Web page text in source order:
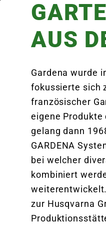
AUS
Gardena wurde
fokussierte sich
französischer
eigene
gelang dann
GARDENA
bei welcher
kombiniert
zur Husqvarna